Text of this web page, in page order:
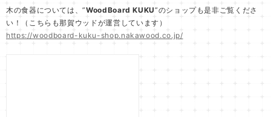
木の食器については、”WoodBoard KUKU”のショップも是非ご覧くださ
い！（こちらも那賀ウッドが運営しています）
https://woodboard-kuku-shop.nakawood.co.jp/